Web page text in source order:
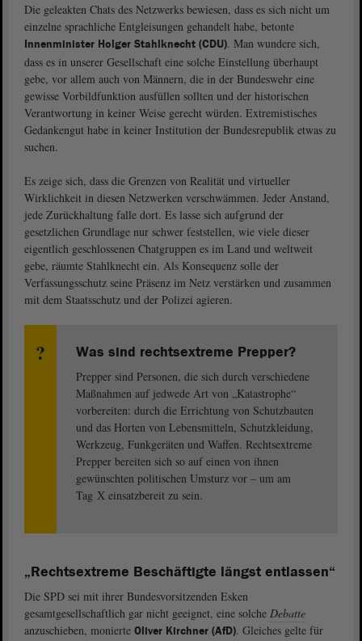
Die geleakten Chats des Netzwerks bewiesen, dass es sich nicht um
einzelne sprachliche Entgleisungen gehandelt habe, betonte
Innenminister Holger Stahlknecht (CDU). Man wundere sich,
dass es in unserer Gesellschaft eine solche Einstellung überhaupt
gebe, vor allem auch von Männern, die in der Bundeswehr eine
gewisse Vorbildfunktion ausfüllen sollten und der historischen
Verantwortung in keiner Weise gerecht würden. Extremistisches
Gedankengut habe in keiner Institution der Bundesrepublik etwas zu
suchen.
Es zeige sich, dass die Grenzen von Realität und virtueller
Wirklichkeit in diesen Netzwerken verschwämmen. Jeder Anstand,
jede Zurückhaltung falle dort. Es lasse sich aufgrund der
gesetzlichen Grundlage nur schwer feststellen, wie viele dieser
eigentlich geschlossenen Chatgruppen es im Land und weltweit
gebe, räumte Stahlknecht ein. Als Konsequenz solle der
Verfassungsschutz seine Präsenz im Netz verstärken und zusammen
mit dem Staatsschutz und der Polizei agieren.
Was sind rechtsextreme Prepper?
Prepper sind Personen, die sich durch verschiedene
Maßnahmen auf jedwede Art von „Katastrophe“
vorbereiten: durch die Errichtung von Schutzbauten
und das Horten von Lebensmitteln, Schutzkleidung,
Werkzeug, Funkgeräten und Waffen. Rechtsextreme
Prepper bereiten sich so auf einen von ihnen
gewünschten politischen Umsturz vor – um am
Tag X einsatzbereit zu sein.
„Rechtsextreme Beschäftigte längst entlassen“
Die SPD sei mit ihrer Bundesvorsitzenden Esken
gesamtgesellschaftlich gar nicht geeignet, eine solche Debatte
anzuschieben, monierte Oliver Kirchner (AfD). Gleiches gelte für